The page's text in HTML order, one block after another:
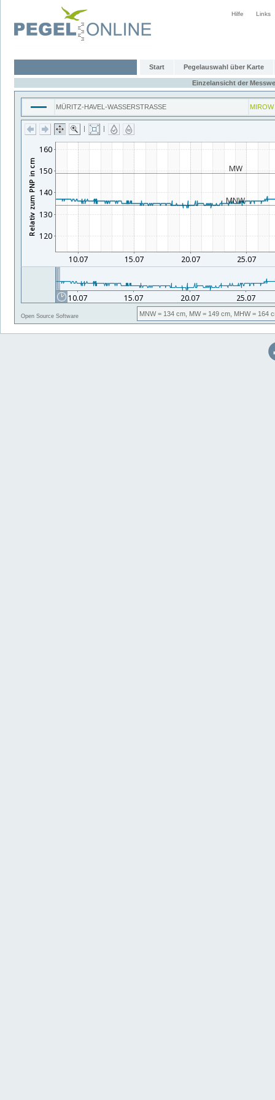
Hilfe Links
Start Pegelauswahl über Karte
Einzelansicht der
MÜRITZ-HAVEL-WASSERSTRASSE MIROW
| |
Open Source Software MNW= 134 cm, MW= 149 cm, MHW= 164